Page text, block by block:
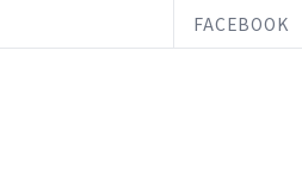
FACEBOOK